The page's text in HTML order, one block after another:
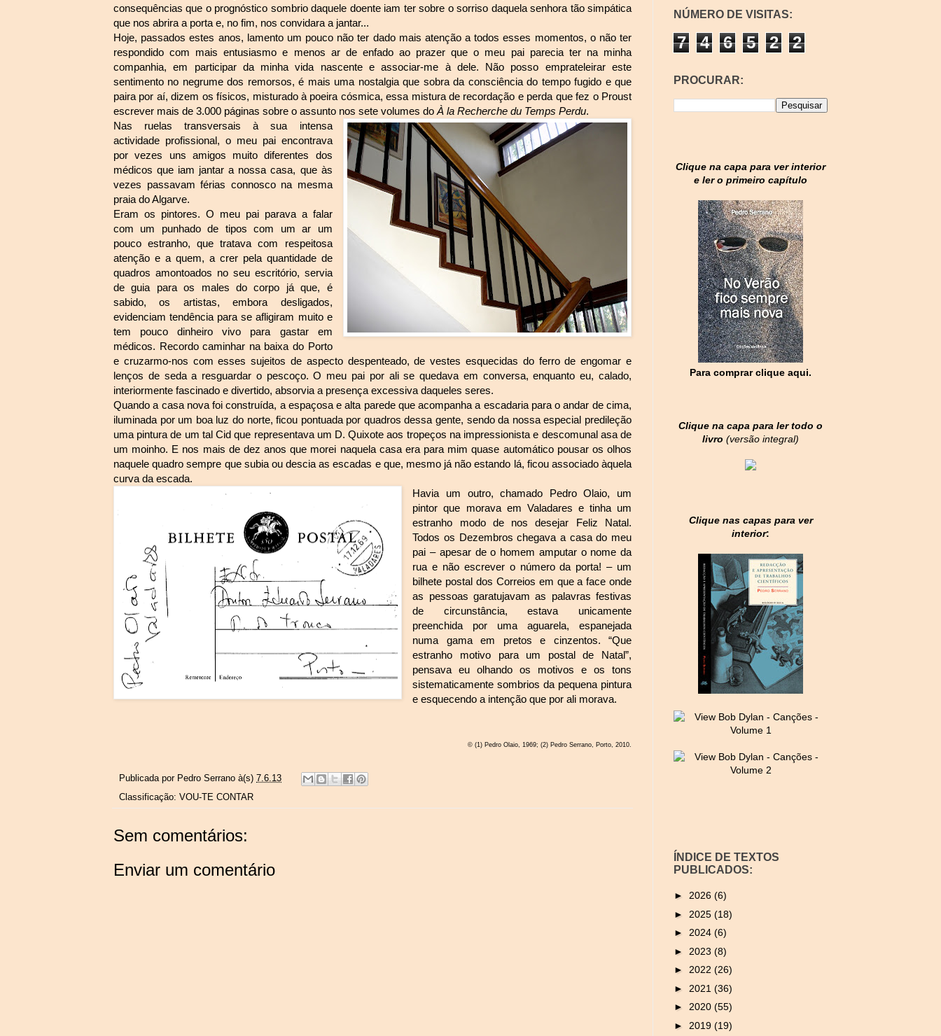
consequências que o prognóstico sombrio daquele doente iam ter sobre o sorriso daquela senhora tão simpática
que nos abrira a porta e, no fim, nos convidara a jantar...
Hoje, passados estes anos, lamento um pouco não ter dado mais atenção a todos esses momentos, o não ter
respondido com mais entusiasmo e menos ar de enfado ao prazer que o meu pai parecia ter na minha
companhia, em participar da minha vida nascente e associar-me à dele. Não posso emprateleirar este
sentimento no negrume dos remorsos, é mais uma nostalgia que sobra da consciência do tempo fugido e que
paira por aí, dizem os físicos, misturado à poeira cósmica, essa mistura de recordação e perda que fez o Proust
escrever mais de 3.000 páginas sobre o assunto nos sete volumes do À la Recherche du Temps Perdu.
Nas ruelas transversais à sua intensa
actividade profissional, o meu pai encontrava
por vezes uns amigos muito diferentes dos
médicos que iam jantar a nossa casa, que às
vezes passavam férias connosco na mesma
praia do Algarve.
Eram os pintores. O meu pai parava a falar
com um punhado de tipos com um ar um
pouco estranho, que tratava com respeitosa
atenção e a quem, a crer pela quantidade de
quadros amontoados no seu escritório, servia
de guia para os males do corpo já que, é
sabido, os artistas, embora desligados,
evidenciam tendência para se afligiram muito e
tem pouco dinheiro vivo para gastar em
médicos. Recordo caminhar na baixa do Porto
e cruzarmo-nos com esses sujeitos de aspecto despenteado, de vestes esquecidas do ferro de engomar e
lenços de seda a resguardar o pescoço. O meu pai por ali se quedava em conversa, enquanto eu, calado,
interiormente fascinado e divertido, absorvia a presença excessiva daqueles seres.
Quando a casa nova foi construída, a espaçosa e alta parede que acompanha a escadaria para o andar de cima,
iluminada por um boa luz do norte, ficou pontuada por quadros dessa gente, sendo da nossa especial predileção
uma pintura de um tal Cid que representava um D. Quixote aos tropeços na impressionista e descomunal asa de
um moinho. E nos mais de dez anos que morei naquela casa era para mim quase automático pousar os olhos
naquele quadro sempre que subia ou descia as escadas e que, mesmo já não estando lá, ficou associado àquela
curva da escada.
Havia um outro, chamado Pedro Olaio, um
pintor que morava em Valadares e tinha um
estranho modo de nos desejar Feliz Natal.
Todos os Dezembros chegava a casa do meu
pai – apesar de o homem amputar o nome da
rua e não escrever o número da porta! – um
bilhete postal dos Correios em que a face onde
as pessoas garatujavam as palavras festivas
de circunstância, estava unicamente
preenchida por uma aguarela, espanejada
numa gama em pretos e cinzentos. “Que
estranho motivo para um postal de Natal”,
pensava eu olhando os motivos e os tons
sistematicamente sombrios da pequena pintura
e esquecendo a intenção que por ali morava.
© (1) Pedro Olaio, 1969; (2) Pedro Serrano, Porto, 2010.
Publicada por Pedro Serrano à(s) 7.6.13
Classificação: VOU-TE CONTAR
Sem comentários:
Enviar um comentário
i
m
e
M
u
e
NÚMERO DE VISITAS:
7 4 6 5 2 2
PROCURAR:
Clique na capa para ver interior
e ler o primeiro capítulo
Para comprar clique aqui.
Clique na capa para ler todo o
livro (versão integral)
Clique nas capas para ver
interior:
ÍNDICE DE TEXTOS
PUBLICADOS:
► 2026 (6)
► 2025 (18)
► 2024 (6)
► 2023 (8)
► 2022 (26)
► 2021 (36)
► 2020 (55)
► 2019 (19)